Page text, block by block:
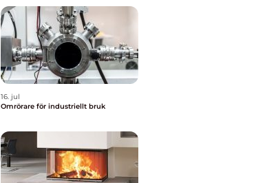
16. jul
Omrörare för industriellt bruk